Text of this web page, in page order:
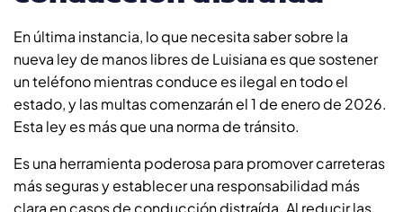
En última instancia, lo que necesita saber sobre la
nueva ley de manos libres de Luisiana es que sostener
un teléfono mientras conduce es ilegal en todo el
estado, y las multas comenzarán el 1 de enero de 2026.
Esta ley es más que una norma de tránsito.
Es una herramienta poderosa para promover carreteras
más seguras y establecer una responsabilidad más
clara en casos de conducción distraída. Al reducir las